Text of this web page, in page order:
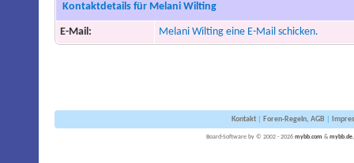
Kontaktdetails für Melani Wilting
E-Mail: Melani Wilting eine E-Mail schicken.
Kontakt| Foren-Regeln, AGB|
Board-Software by © 2002 - 2026 mybb.com & mybb.de